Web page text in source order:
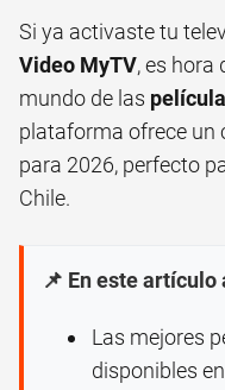
Si ya activaste tu
Video MyTV, es hora
mundo de las
plataforma ofrece un
para 2026, perfecto
Chile.
📌 En este artículo
Las mejores
disponibles